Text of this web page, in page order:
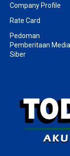
Company Profile
Rate Card
Pedoman
Pemberitaan Media
Siber